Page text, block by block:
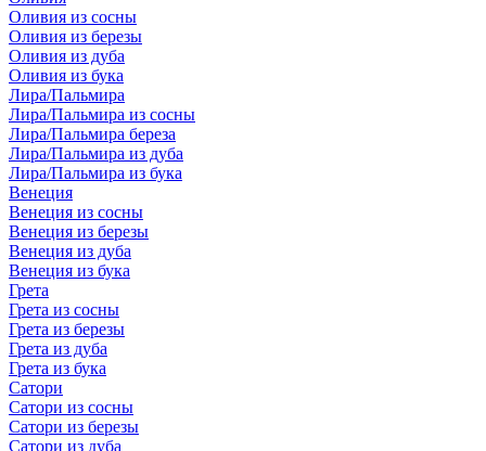
Оливия из сосны
Оливия из березы
Оливия из дуба
Оливия из бука
Лира/Пальмира
Лира/Пальмира из сосны
Лира/Пальмира береза
Лира/Пальмира из дуба
Лира/Пальмира из бука
Венеция
Венеция из сосны
Венеция из березы
Венеция из дуба
Венеция из бука
Грета
Грета из сосны
Грета из березы
Грета из дуба
Грета из бука
Сатори
Сатори из сосны
Сатори из березы
Сатори из дуба